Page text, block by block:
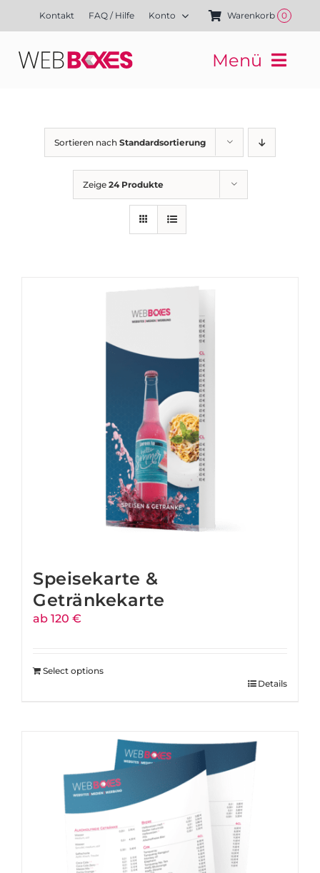
Kontakt FAQ / Hilfe Konto Warenkorb 0
Menü
Kampagnen
Referenzen
Finanzierung
Sortieren nach Standardsortierung
Zeige 24 Produkte
Speisekarte &
Getränkekarte
ab 120 €
Select options
Details